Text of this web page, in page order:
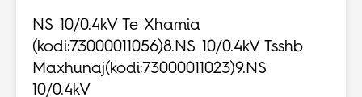
NS 10/0.4kV Te Xhamia
(kodi:73000011056)8.NS 10/0.4kV Tsshb
Maxhunaj(kodi:73000011023)9.NS
10/0.4kV